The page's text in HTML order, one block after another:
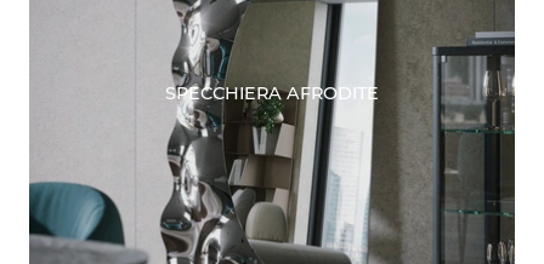
SPECCHIERA AFRODITE